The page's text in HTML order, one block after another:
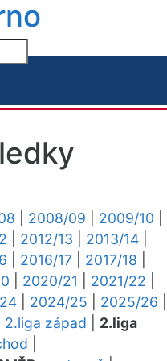
2008/09 2009/10
2012/13 2013/14
2016/17 2017/18
2020/21 2021/22
2024/25 2025/26
2.liga západ
2.liga